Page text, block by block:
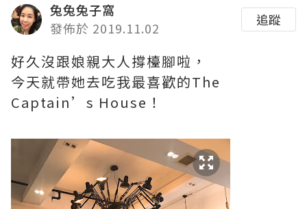
兔兔兔子窩
發佈於 2019.11.02
追蹤
好久沒跟娘親大人撐檯腳啦，
今天就帶她去吃我最喜歡的The
Captain’s House ！